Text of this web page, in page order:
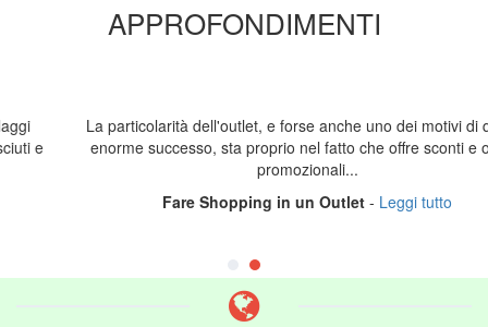
APPROFONDIMENTI
La particolarità dell'outlet, e forse anche uno dei motivi di questo
enorme successo, sta proprio nel fatto che offre sconti e offerte
promozionali...
Fare Shopping in un Outlet- Leggi tutto